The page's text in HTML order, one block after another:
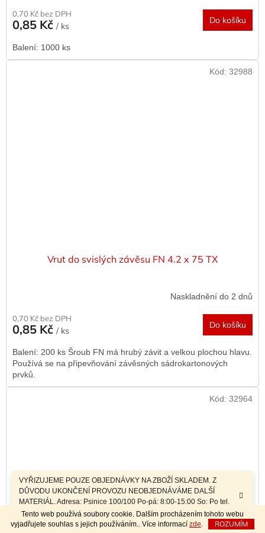
Tento web používá soubory cookie. Dalším procházením tohoto webu
vyjadřujete souhlas s jejich používáním.. Více informací zde ROZUMÍM
VYŘIZUJEME POUZE OBJEDNÁVKY NA ZBOŽÍ SKLADEM. Z
DŮVODU UKONČENÍ PROVOZU NEOBJEDNÁVÁME DALŠÍ
MATERIÁL. Adresa: Psinice 100/100 Po-pá: 8:00-15:00 So: Po tel.
dohodě Sobotní prodej a závozy materiálu po telefonické dohodě.
0,70 Kč bez DPH
0,85 Kč / ks
Do košíku
Balení: 1000 ks
Vrut do svislých závěsu FN 4.2 x 75 TX
Naskladnění do 2 dnů
0,70 Kč bez DPH
0,85 Kč / ks
Do košíku
Balení: 200 ks Šroub FN má hrubý závit a velkou plochou hlavu.
Používá se na připevňování závěsných sádrokartonových
prvků.
Kód: 32988
Kód: 32964